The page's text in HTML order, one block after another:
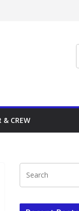
& CREW